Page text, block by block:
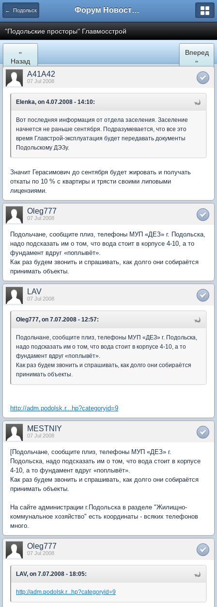
← Подольск Форум Новостройки
"Подольские просторы" Главмосстрой
«
Назад
Вперед
»
A41A42
07 Jul 2008
Elenka, on 4.07.2008 - 14:10:
Вот последняя информация от отдела заселения. Заселение
начнется не раньше сентября. Подразумевается, что все это
время Главстрой-эксплуатация будет передавать документы
Подольскому ДЭЗу.
Значит Герасимович до сентября будет жировать и получать
откаты по 10 % с квартиры и трясти своими липовыми
лицензиями.
Oleg777
07 Jul 2008
Подольчане, сообщите плиз, телефоны МУП «ДЕЗ» г. Подольска,
надо подсказать им о том, что вода стоит в корпусе 4-10, а то
фундамент вдруг «поплывёт».
Как раз будем звонить и спрашивать, как долго они собираётся
принимать объекты.
LAV
07 Jul 2008
Oleg777, on 7.07.2008 - 12:57:
Подольчане, сообщите плиз, телефоны МУП «ДЕЗ» г. Подольска,
надо подсказать им о том, что вода стоит в корпусе 4-10, а то
фундамент вдруг «поплывёт».
Как раз будем звонить и спрашивать, как долго они собираётся
принимать объекты.
http://adm.podolsk.r...hp?categoryid=9
MESTNIY
07 Jul 2008
[Подольчане, сообщите плиз, телефоны МУП «ДЕЗ» г.
Подольска, надо подсказать им о том, что вода стоит в корпусе
4-10, а то фундамент вдруг «поплывёт».
Как раз будем звонить и спрашивать, как долго они собираётся
принимать объекты.
На сайте администрации г.Подольска в разделе "Жилищно-
коммунальное хозяйство" есть координаты - всяких телефонов
много.
Oleg777
07 Jul 2008
LAV, on 7.07.2008 - 18:05:
http://adm.podolsk.r...hp?categoryid=9